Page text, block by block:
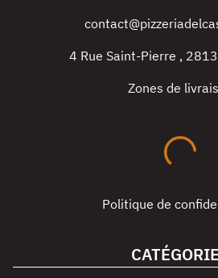
4 Rue Saint-Pierre ,
Zones de
Politique de